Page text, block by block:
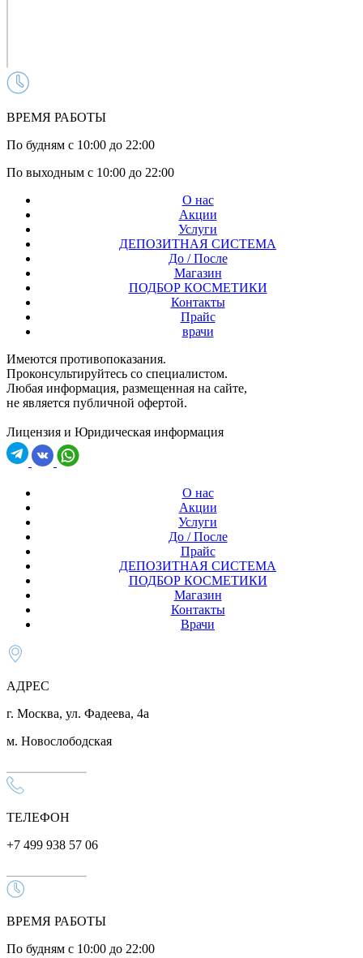
ВРЕМЯ РАБОТЫ
По будням с 10:00 до 22:00
По выходным с 10:00 до 22:00
О нас
Акции
Услуги
ДЕПОЗИТНАЯ СИСТЕМА
До / После
Магазин
ПОДБОР КОСМЕТИКИ
Контакты
Прайс
врачи
Имеются противопоказания.
Проконсультируйтесь со специалистом.
Любая информация, размещенная на сайте,
не является публичной офертой.
Лицензия и Юридическая информация
О нас
Акции
Услуги
До / После
Прайс
ДЕПОЗИТНАЯ СИСТЕМА
ПОДБОР КОСМЕТИКИ
Магазин
Контакты
Врачи
АДРЕС
г. Москва, ул. Фадеева, 4а
м. Новослободская
ТЕЛЕФОН
+7 499 938 57 06
ВРЕМЯ РАБОТЫ
По будням с 10:00 до 22:00